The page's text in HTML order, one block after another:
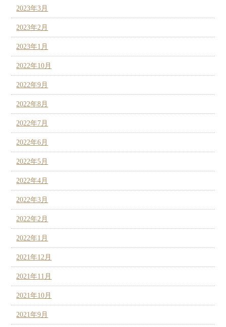
2023年3月
2023年2月
2023年1月
2022年10月
2022年9月
2022年8月
2022年7月
2022年6月
2022年5月
2022年4月
2022年3月
2022年2月
2022年1月
2021年12月
2021年11月
2021年10月
2021年9月